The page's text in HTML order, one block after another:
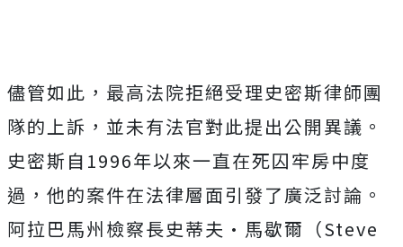
儘管如此，最高法院拒絕受理史密斯律師團
隊的上訴，並未有法官對此提出公開異議。
史密斯自1996年以來一直在死囚牢房中度
過，他的案件在法律層面引發了廣泛討論。
阿拉巴馬州檢察長史蒂夫·馬歇爾（Steve